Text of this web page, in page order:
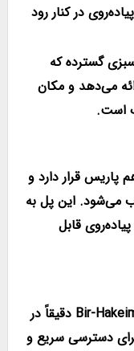
در کنار رود
گسترده که
می‌دهد و مکان
است.
پاریسقرار دارد و
می‌شود. این پل به
قابل
Bir- دقیقاً در
برای دسترسی سریع و